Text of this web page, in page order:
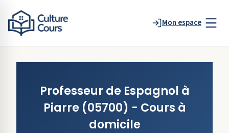
Mon espace
Professeur de Espagnol à
Piarre (05700) - Cours à
domicile